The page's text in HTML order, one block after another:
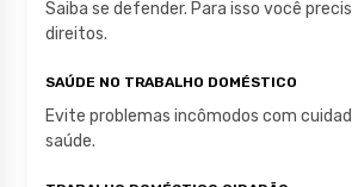
Saiba se defender. Para isso você
direitos.
SAÚDE NO TRABALHO DOMÉSTICO
Evite problemas incômodos com
saúde.